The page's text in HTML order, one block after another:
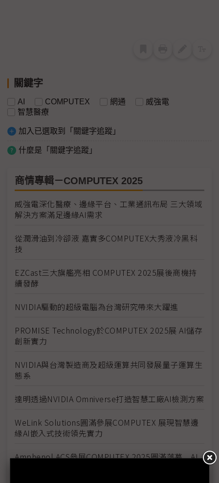
關鍵字
AI COMPUTEX 網通
威強電
智慧醫療
加入已選取到「關鍵字追蹤」
什麼是「關鍵字追蹤」
商情專輯－COMPUTEX 2025
威強電深化醫療、邊緣平台、工業通訊布局 三大領域
解決方案滿足邊緣AI需求
從潤滑油到冷卻液 嘉實多COMPUTEX大秀液冷黑科
技
EZCast三大旗艦亮相 COMPUTEX 2025展後商機持
續發酵
NVIDIA驅動的超級電腦為台灣研究帶來大躍進
PROMISE Technology於COMPUTEX 2025展 AI儲存
創新實力
NVIDIA與台灣製造商及超級運算共同發展量子運算生
態系
達明透過NVIDIA Omniverse打造智慧工廠AI檢測方案
WeLink Solutions圓滿參展COMPUTEX 展現智慧邊
緣AI嵌入式技術領先實力
Amphenol ACS參展COMPUTEX 2025圓滿落幕 AI